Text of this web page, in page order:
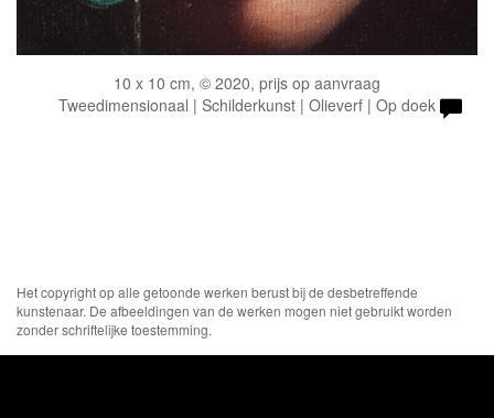
10 x 10 cm, © 2020, prijs op aanvraag
Tweedimensionaal | Schilderkunst | Olieverf | Op doek
Het copyright op alle getoonde werken berust bij de desbetreffende
kunstenaar. De afbeeldingen van de werken mogen niet gebruikt worden
zonder schriftelijke toestemming.